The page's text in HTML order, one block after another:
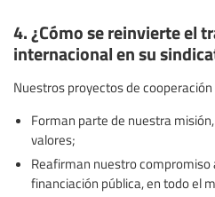
4. ¿Cómo se reinvierte el
internacional en su
Nuestros proyectos de
Forman parte de nuestra
valores;
Reafirman nuestro compromiso
financiación pública, en todo el